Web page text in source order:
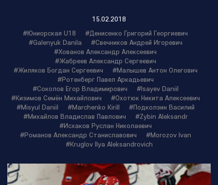
15.02.2018
#Юниорская U18
#Денисенко Григорий Георгиевич
#Galenyuk Danila
#Свечников Андрей Игоревич
#Хованов Александр Алексеевич
#Жабреев Александр Сергеевич
#Жиляков Богдан Сергеевич
#Малышев Антон Олегович
#Ротенберг Павел Аркадьевич
#Соколов Егор Владимирович
#Isayev Daniil
#Кизимов Семён Михайлович
#Охотюк Никита Алексеевич
#Misyul Daniil
#Marchenko Kirill
#Подколзин Василий
#Михайлов Владислав Павлович
#Zybin Aleksandr
#Исхаков Руслан Николаевич
#Романов Александр Станиславович
#Morozov Ivan
#Kruglov Ilya Aleksandrovich